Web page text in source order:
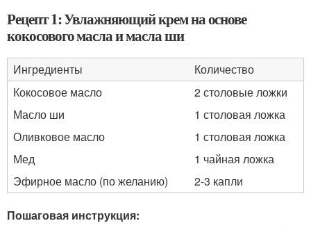
Рецепт 1: Увлажняющий крем на основе
кокосового масла и масла ши
Ингредиенты
Количество
Кокосовое масло
2 столовые ложки
Масло ши
1 столовая ложка
Оливковое масло
1 столовая ложка
Мед
1 чайная ложка
Эфирное масло (по желанию)
2-3 капли
Пошаговая инструкция: